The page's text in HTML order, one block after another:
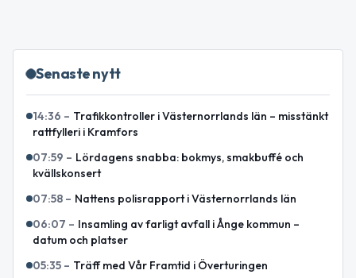
Senaste nytt
14:36 – Trafikkontroller i Västernorrlands län – misstänkt
rattfylleri i Kramfors
07:59 – Lördagens snabba: bokmys, smakbuffé och
kvällskonsert
07:58 – Nattens polisrapport i Västernorrlands län
06:07 – Insamling av farligt avfall i Ånge kommun –
datum och platser
05:35 – Träff med Vår Framtid i Överturingen